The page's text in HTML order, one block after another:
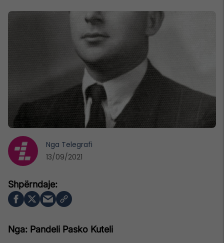
Nga: Pandeli Pasko Kuteli
Nga Telegrafi
13/09/2021